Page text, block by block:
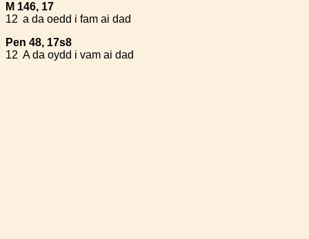
M 146, 17
12 a da oedd i fam ai dad
Pen 48, 17s8
12 A da oydd i vam ai dad